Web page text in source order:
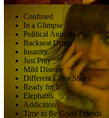
Confused
In a Glimpse
Political Animals
Backseat Driver
Insanity
Just Pray
Mild Disease
Different Color Shoes
Ready for It
Elephants
Addicition
Time to Be Good Friends